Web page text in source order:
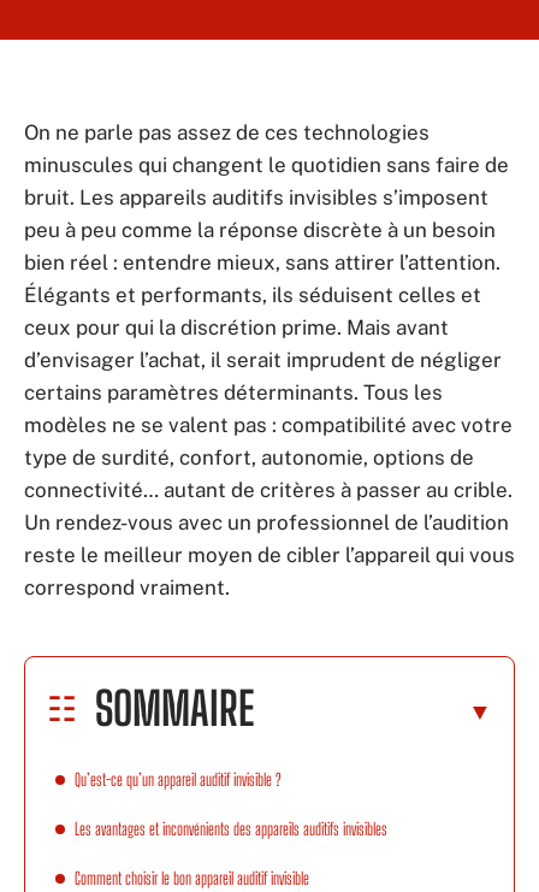
On ne parle pas assez de ces technologies
minuscules qui changent le quotidien sans faire de
bruit. Les appareils auditifs invisibles s’imposent
peu à peu comme la réponse discrète à un besoin
bien réel : entendre mieux, sans attirer l’attention.
Élégants et performants, ils séduisent celles et
ceux pour qui la discrétion prime. Mais avant
d’envisager l’achat, il serait imprudent de négliger
certains paramètres déterminants. Tous les
modèles ne se valent pas : compatibilité avec votre
type de surdité, confort, autonomie, options de
connectivité… autant de critères à passer au crible.
Un rendez-vous avec un professionnel de l’audition
reste le meilleur moyen de cibler l’appareil qui vous
correspond vraiment.
SOMMAIRE
Qu’est-ce qu’un appareil auditif invisible ?
Les avantages et inconvénients des appareils auditifs invisibles
Comment choisir le bon appareil auditif invisible